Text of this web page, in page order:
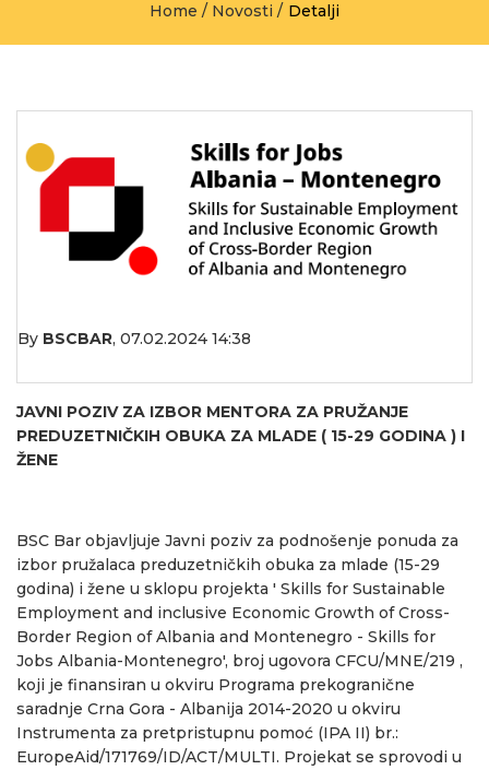
Home / Novosti / Detalji
By BSCBAR, 07.02.2024 14:38
JAVNI POZIV ZA IZBOR MENTORA ZA PRUŽANJE
PREDUZETNIČKIH OBUKA ZA MLADE ( 15-29 GODINA ) I
ŽENE
BSC Bar objavljuje Javni poziv za podnošenje ponuda za
izbor pružalaca preduzetničkih obuka za mlade (15-29
godina) i žene u sklopu projekta ' Skills for Sustainable
Employment and inclusive Economic Growth of Cross-
Border Region of Albania and Montenegro - Skills for
Jobs Albania-Montenegro', broj ugovora CFCU/MNE/219 ,
koji je finansiran u okviru Programa prekogranične
saradnje Crna Gora - Albanija 2014-2020 u okviru
Instrumenta za pretpristupnu pomoć (IPA II) br.:
EuropeAid/171769/ID/ACT/MULTI. Projekat se sprovodi u